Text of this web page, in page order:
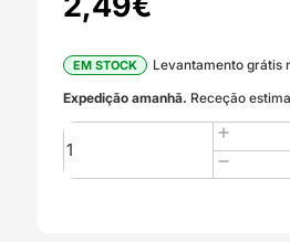
EM STOCK
Levantamento grátis
Expedição amanhã. Receção
Quantidade
de
PLA